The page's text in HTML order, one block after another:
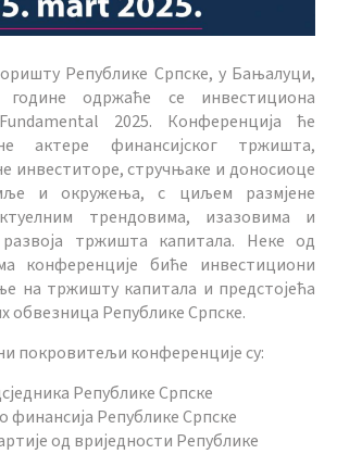
Републике Српске, у Бањалуци,
године одржаће се инвестициона
2025. Конференција ће
актере финансијског тржишта,
инвеститоре, стручњаке и доносиоце
и окружења, с циљем размјене
трендовима, изазовима и
развоја тржишта капитала. Неке од
конференције биће инвестициони
на тржишту капитала и предстојећа
обвезница Републике Српске.
покровитељи конференције су:
Републике Српске
финансија Републике Српске
од вриједности Републике